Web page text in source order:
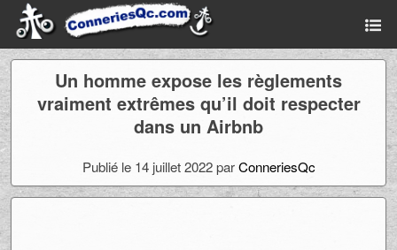
Un homme expose les règlements
vraiment extrêmes qu’il doit respecter
dans un Airbnb
Publié le 14 juillet 2022 parConneriesQc